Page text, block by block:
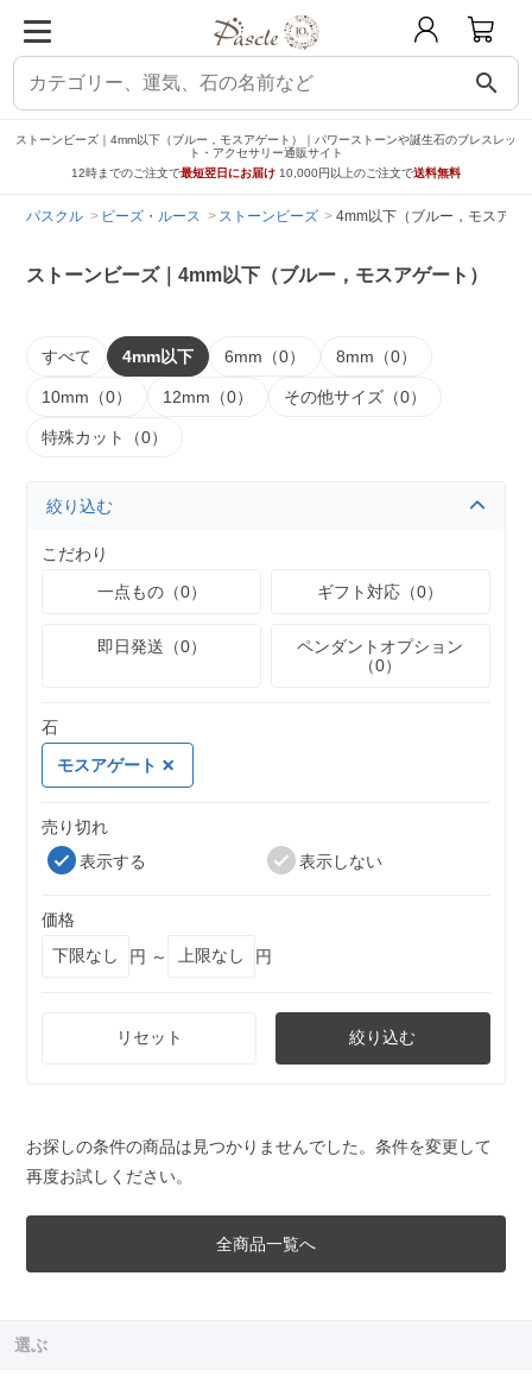
search
ストーンビーズ｜4mm以下（ブルー，モスアゲート）｜パワーストーンや誕生石のブレスレッ
ト・アクセサリー通販サイト
12時までのご注文で最短翌日にお届け 10,000円以上のご注文で送料無料
パスクル ビーズ・ルース ストーンビーズ 4mm以下（ブルー，モスアゲ
ストーンビーズ｜4mm以下（ブルー，モスアゲート）
すべて 4mm以下 6mm（0） 8mm（0）
10mm（0） 12mm（0） その他サイズ（0）
特殊カット（0）
絞り込む
こだわり
一点もの（0）
ギフト対応（0）
即日発送（0）
ペンダントオプション
（0）
石
モスアゲート
売り切れ
表示する
表示しない
価格
円 ～
円
リセット 絞り込む
お探しの条件の商品は見つかりませんでした。条件を変更して
再度お試しください。
全商品一覧へ
選ぶ